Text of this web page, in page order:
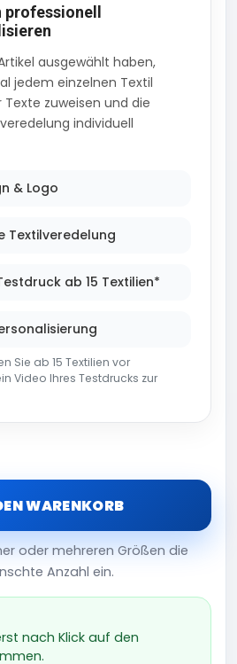
ausgewählt haben,
jedem einzelnen Textil
Texte zuweisen und die
individuell
& Logo
Textilveredelung
ab 15 Textilien*
Sie ab 15 Textilien vor
Video Ihres Testdrucks zur
WARENKORB
oder mehreren Größen die
Anzahl ein.
nach Klick auf den